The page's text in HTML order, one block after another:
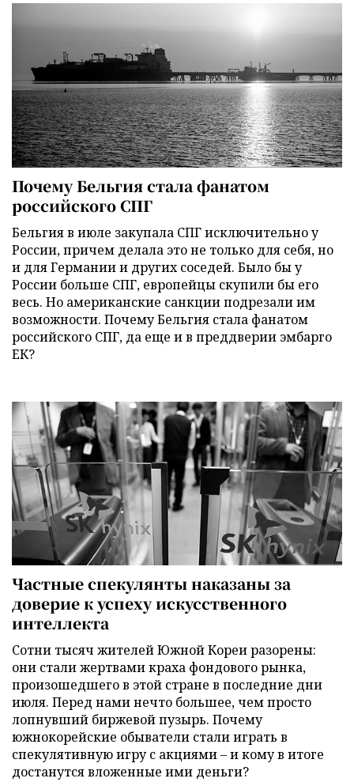
Почему Бельгия стала фанатом
российского СПГ
Бельгия в июле закупала СПГ исключительно у
России, причем делала это не только для себя, но
и для Германии и других соседей. Было бы у
России больше СПГ, европейцы скупили бы его
весь. Но американские санкции подрезали им
возможности. Почему Бельгия стала фанатом
российского СПГ, да еще и в преддверии эмбарго
ЕК?
Частные спекулянты наказаны за
доверие к успеху искусственного
интеллекта
Сотни тысяч жителей Южной Кореи разорены:
они стали жертвами краха фондового рынка,
произошедшего в этой стране в последние дни
июля. Перед нами нечто большее, чем просто
лопнувший биржевой пузырь. Почему
южнокорейские обыватели стали играть в
спекулятивную игру с акциями – и кому в итоге
достанутся вложенные ими деньги?